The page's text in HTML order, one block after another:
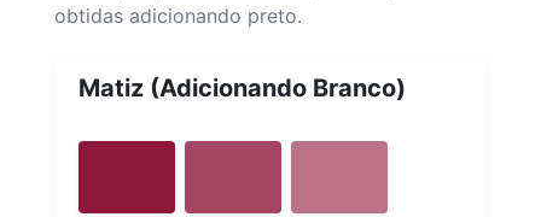
obtidas adicionando preto.
Matiz (Adicionando Branco)